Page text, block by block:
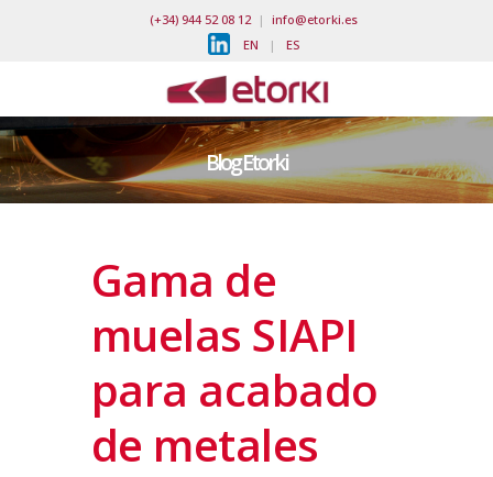
(+34) 944 52 08 12| info@etorki.es
EN | ES
Blog Etorki
Gama de
muelas SIAPI
para acabado
de metales